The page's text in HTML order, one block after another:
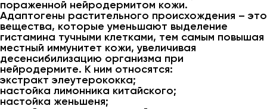
пораженной нейродермитом кожи.
Адаптогены растительного происхождения – это
вещества, которые уменьшают выделение
гистамина тучными клетками, тем самым повышая
местный иммунитет кожи, увеличивая
десенсибилизацию организма при
нейродермите. К ним относятся:
экстракт элеутерококка;
настойка лимонника китайского;
настойка женьшеня;